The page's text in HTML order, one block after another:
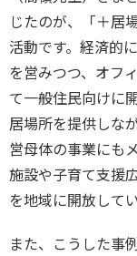
じたのが、「＋居
活動です。経済的
を営みつつ、オフ
て一般住民向けに
居場所を提供しな
営母体の事業にも
施設や子育て支援
を地域に開放して
また、こうした事